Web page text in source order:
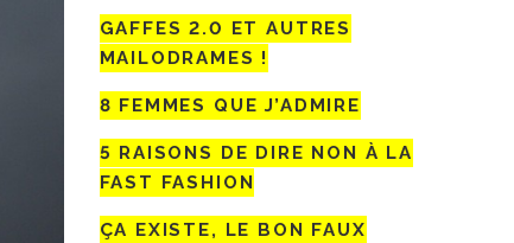
GAFFES 2.0 ET AUTRES
MAILODRAMES !
8 FEMMES QUE J’ADMIRE
5 RAISONS DE DIRE NON À LA
FAST FASHION
ÇA EXISTE, LE BON FAUX